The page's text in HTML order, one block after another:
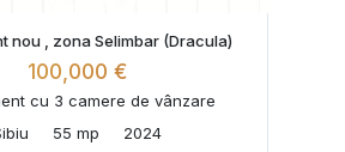
nou , zona Selimbar (Dracula)
100,000 €
cu 3 camere de vânzare
55 mp 2024